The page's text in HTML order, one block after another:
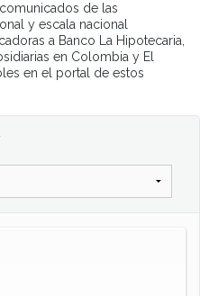
de las
y escala nacional
a Banco La Hipotecaria,
en Colombia y El
en el portal de estos